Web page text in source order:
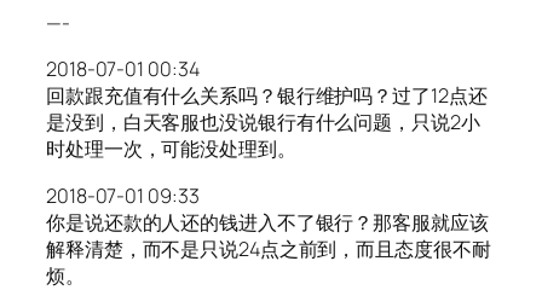
—-
2018-07-01 00:34
回款跟充值有什么关系吗？银行维护吗？过了12点还
是没到，白天客服也没说银行有什么问题，只说2小
时处理一次，可能没处理到。
2018-07-01 09:33
你是说还款的人还的钱进入不了银行？那客服就应该
解释清楚，而不是只说24点之前到，而且态度很不耐
烦。